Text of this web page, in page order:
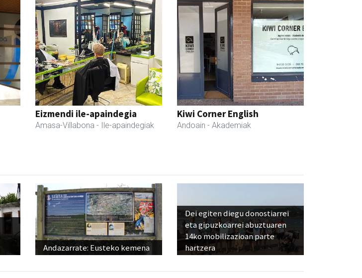
Eizmendi ile-apaindegia
Amasa-Villabona - Ile-apaindegiak
Kiwi Corner English
Andoain - Akademiak
Andazarrate: Eusteko kemena
Dei egiten diegu donostiarrei
eta gipuzkoarrei abuztuaren
14ko mobilizazioan parte
hartzera